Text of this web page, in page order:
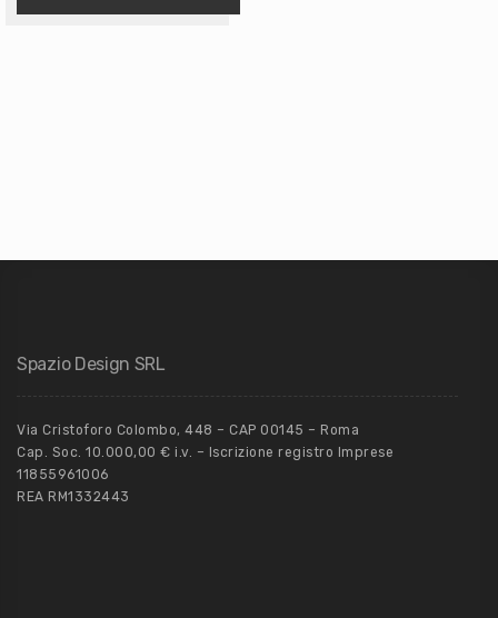
Spazio Design SRL
Via Cristoforo Colombo, 448 – CAP 00145 – Roma
Cap. Soc. 10.000,00 € i.v. – Iscrizione registro Imprese
11855961006
REA RM1332443